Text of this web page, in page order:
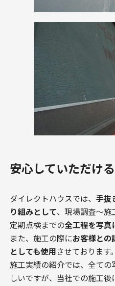
安心していただけ
ダイレクトハウスでは、 手抜
り組みとして、現場調査〜施
定期点検までの全工程を写真
また、施工の際にお客様との
としても使用させております。
施工実績の紹介では、全て
しいですが、当社での施工後